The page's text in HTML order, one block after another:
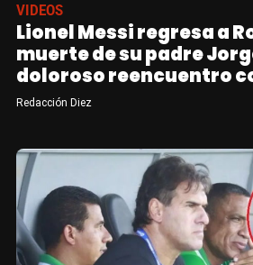
VIDEOS
Lionel Messi regresa a
muerte de su padre
doloroso reencuentro
Redacción Diez